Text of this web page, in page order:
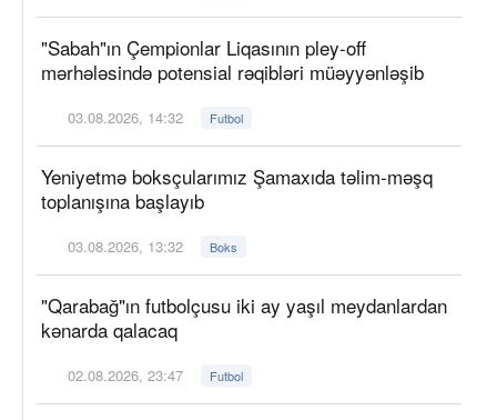
"Sabah"ın Çempionlar Liqasının pley-off
mərhələsində potensial rəqibləri müəyyənləşib
03.08.2026, 14:32 Futbol
Yeniyetmə boksçularımız Şamaxıda təlim-məşq
toplanışına başlayıb
03.08.2026, 13:32 Boks
"Qarabağ"ın futbolçusu iki ay yaşıl meydanlardan
kənarda qalacaq
02.08.2026, 23:47 Futbol